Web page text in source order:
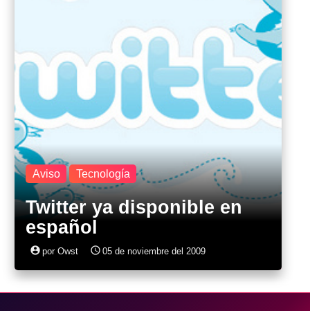
Aviso Tecnología
Twitter ya disponible en
español
account_circle por Owst access_time 05 de noviembre del 2009